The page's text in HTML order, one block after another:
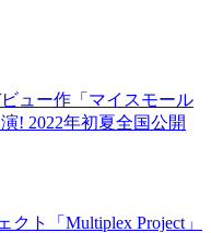
ュー作「マイスモール
! 2022年初夏全国公開
ト「Multiplex Project」